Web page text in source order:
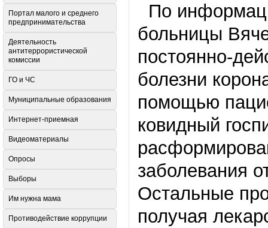
По
больницы
постоянно-
болезни
помощью
ковидный
заболевания
Остальные
получая
Портал малого и среднего
предпринимательства
Деятельность
антитеррористической
комиссии
ГО и ЧС
Муниципальные образования
Интернет-приемная
Видеоматериалы
Опросы
Выборы
Им нужна мама
Противодействие коррупции